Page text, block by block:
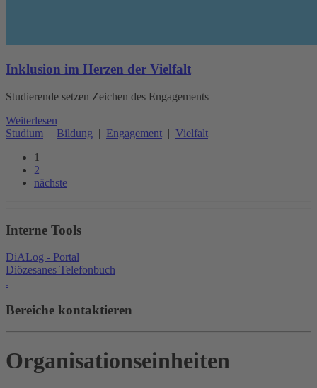
Inklusion im Herzen der Vielfalt
Studierende setzen Zeichen des Engagements
Weiterlesen
Studium | Bildung | Engagement | Vielfalt
1
2
nächste
Interne Tools
DiALog - Portal
Diözesanes Telefonbuch
.
Bereiche kontaktieren
Organisationseinheiten